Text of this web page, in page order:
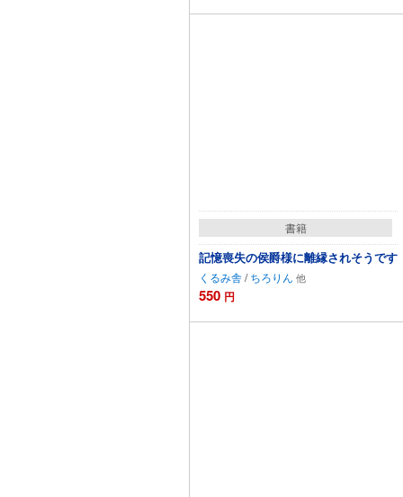
書籍
記憶喪失の侯爵様に離縁されそうです
くるみ舎/ ちろりん
550 円